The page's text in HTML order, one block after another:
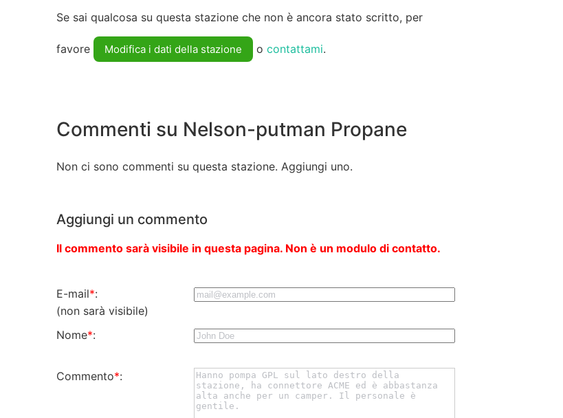
Se sai qualcosa su questa stazione che non è ancora stato scritto, per
favore Modifica i dati della stazione o contattami.
Commenti su Nelson-putman Propane
Non ci sono commenti su questa stazione. Aggiungi uno.
Aggiungi un commento
Il commento sarà visibile in questa pagina. Non è un modulo di contatto.
E-mail*:
(non sarà visibile)
Nome*:
Commento*: